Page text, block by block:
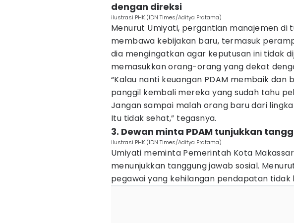
dengan direksi
ilustrasi PHK (IDN Times/Aditya Pratama)
Menurut Umiyati, pergantian manajemen di
membawa kebijakan baru, termasuk
dia mengingatkan agar keputusan ini tidak
memasukkan orang-orang yang dekat
“Kalau nanti keuangan PDAM membaik
panggil kembali mereka yang sudah tahu
Jangan sampai malah orang baru dari
Itu tidak sehat,” tegasnya.
3. Dewan minta PDAM tunjukkan
ilustrasi PHK (IDN Times/Aditya Pratama)
Umiyati meminta Pemerintah Kota
menunjukkan tanggung jawab sosial.
pegawai yang kehilangan pendapatan tidak